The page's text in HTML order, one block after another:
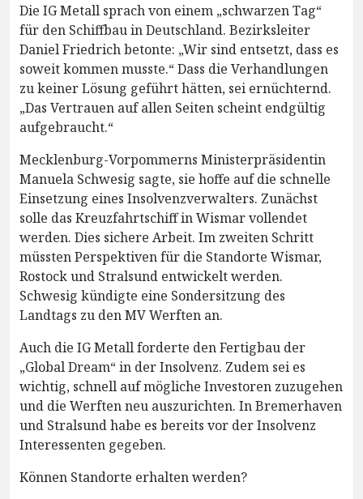
Die IG Metall sprach von einem „schwarzen Tag“
für den Schiffbau in Deutschland. Bezirksleiter
Daniel Friedrich betonte: „Wir sind entsetzt, dass es
soweit kommen musste.“ Dass die Verhandlungen
zu keiner Lösung geführt hätten, sei ernüchternd.
„Das Vertrauen auf allen Seiten scheint endgültig
aufgebraucht.“
Mecklenburg-Vorpommerns Ministerpräsidentin
Manuela Schwesig sagte, sie hoffe auf die schnelle
Einsetzung eines Insolvenzverwalters. Zunächst
solle das Kreuzfahrtschiff in Wismar vollendet
werden. Dies sichere Arbeit. Im zweiten Schritt
müssten Perspektiven für die Standorte Wismar,
Rostock und Stralsund entwickelt werden.
Schwesig kündigte eine Sondersitzung des
Landtags zu den MV Werften an.
Auch die IG Metall forderte den Fertigbau der
„Global Dream“ in der Insolvenz. Zudem sei es
wichtig, schnell auf mögliche Investoren zuzugehen
und die Werften neu auszurichten. In Bremerhaven
und Stralsund habe es bereits vor der Insolvenz
Interessenten gegeben.
Können Standorte erhalten werden?